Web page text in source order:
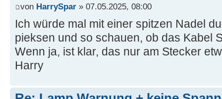
von HarrySpar » 07.05.2025, 08:00
Ich würde mal mit einer spitzen Nadel
pieksen und so schauen, ob das Kabel
Wenn ja, ist klar, das nur am Stecker
Harry